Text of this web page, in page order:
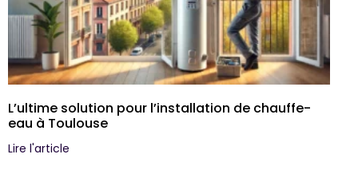
L’ultime solution pour l’installation de chauffe-
eau à Toulouse
Lire l'article